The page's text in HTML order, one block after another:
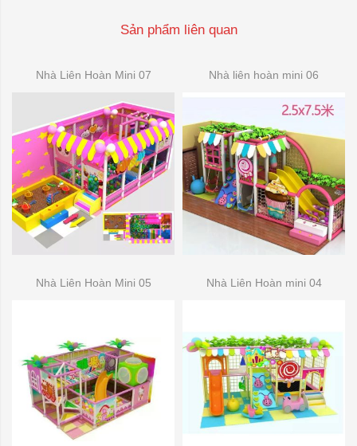
Sản phẩm liên quan
Nhà Liên Hoàn Mini 07 Nhà liên hoàn mini 06
Nhà Liên Hoàn Mini 05 Nhà Liên Hoàn mini 04